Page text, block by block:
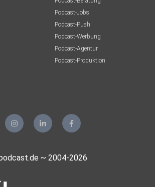
Podcast-Jobs
Podcast-Push
Podcast-Werbung
Podcast-Agentur
Podcast-Produktion
~ 2004-2026